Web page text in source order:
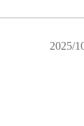
2025/